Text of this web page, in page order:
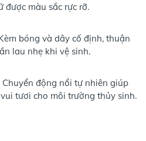
được màu sắc rực rỡ.
bóng và dây cố định, thuận
lau nhẹ khi vệ sinh.
Chuyển động nổi tự nhiên giúp
tươi cho môi trường thủy sinh.